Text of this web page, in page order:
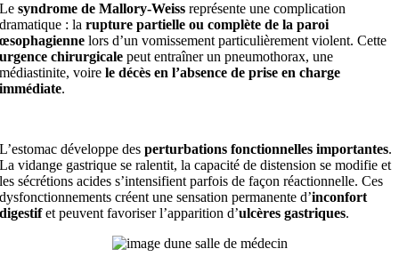
Lesyndrome de Mallory-Weiss représente une complication
dramatique : larupture partielle ou complète de la paroi
œsophagienne lors d’un vomissement particulièrement violent. Cette
urgence chirurgicale peut entraîner un pneumothorax, une
médiastinite, voirele décès en l’absence de prise en charge
immédiate.
L’estomac développe desperturbations fonctionnelles importantes.
La vidange gastrique se ralentit, la capacité de distension se modifie et
les sécrétions acides s’intensifient parfois de façon réactionnelle. Ces
dysfonctionnements créent une sensation permanente d’inconfort
digestifet peuvent favoriser l’apparition d’ulcères gastriques.